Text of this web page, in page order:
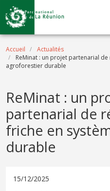
Aller au contenu principal
Fil d'Ariane
Accueil
Actualités
ReMinat : un projet partenarial
agroforestier durable
ReMinat : un
partenarial de
friche en
durable
15/12/2025